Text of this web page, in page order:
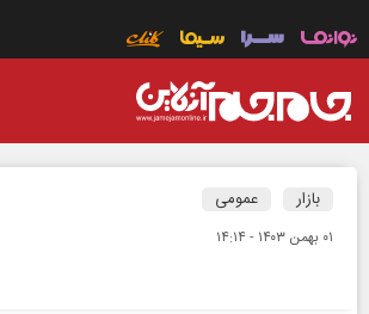
بازار عمومی
۰۱ بهمن ۱۴۰۳ - ۱۴:۱۴